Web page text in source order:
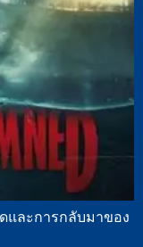
และการกลับมาของ